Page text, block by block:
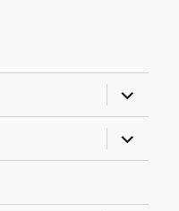
almenü
almenü